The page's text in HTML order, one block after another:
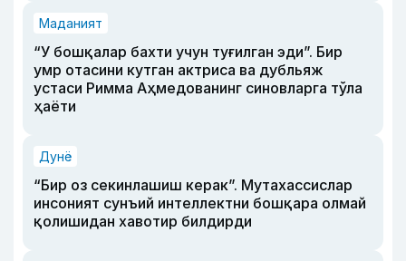
Маданият
“У бошқалар бахти учун туғилган эди”. Бир
умр отасини кутган актриса ва дубльяж
устаси Римма Аҳмедованинг синовларга тўла
ҳаёти
Дунё
“Бир оз секинлашиш керак”. Мутахассислар
инсоният сунъий интеллектни бошқара олмай
қолишидан хавотир билдирди